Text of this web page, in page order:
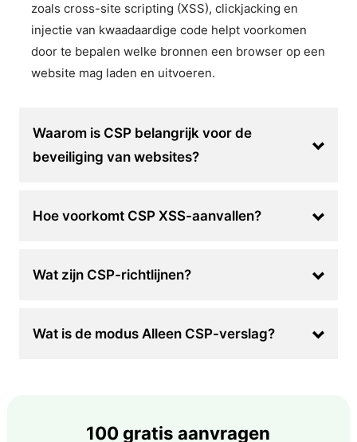
zoals cross-site scripting (XSS), clickjacking en
injectie van kwaadaardige code helpt voorkomen
door te bepalen welke bronnen een browser op een
website mag laden en uitvoeren.
Waarom is CSP belangrijk voor de
beveiliging van websites?
Hoe voorkomt CSP XSS-aanvallen?
Wat zijn CSP-richtlijnen?
Wat is de modus Alleen CSP-verslag?
100 gratis aanvragen